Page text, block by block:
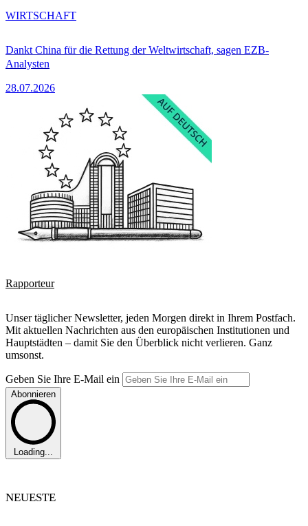
Dankt China für die Rettung der Weltwirtschaft, sagen EZB-
Analysten
28.07.2026
WIRTSCHAFT
Rapporteur
Unser täglicher Newsletter, jeden Morgen direkt in Ihrem Postfach.
Mit aktuellen Nachrichten aus den europäischen Institutionen und
Hauptstädten – damit Sie den Überblick nicht verlieren. Ganz
umsonst.
Geben Sie Ihre E-Mail ein
Abonnieren
Loading...
NEUESTE